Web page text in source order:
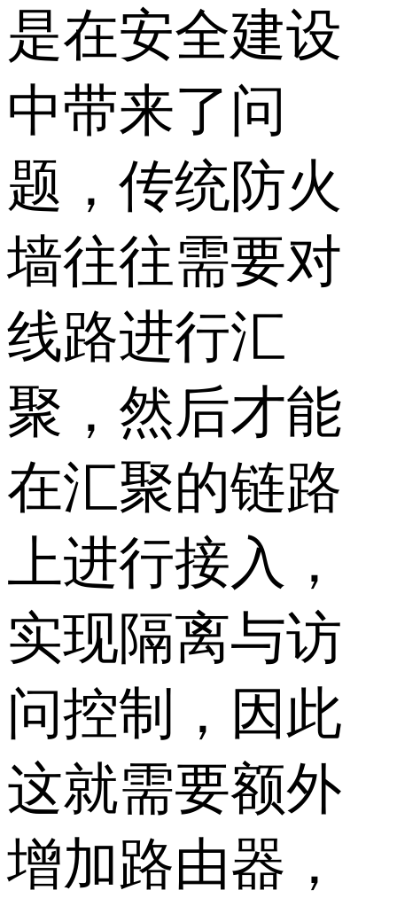
是在安全建设
中带来了问
题，传统防火
墙往往需要对
线路进行汇
聚，然后才能
在汇聚的链路
上进行接入，
实现隔离与访
问控制，因此
这就需要额外
增加路由器，